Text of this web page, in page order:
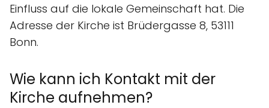
Einfluss auf die lokale Gemeinschaft hat. Die
Adresse der Kirche ist Brüdergasse 8, 53111
Bonn.
Wie kann ich Kontakt mit der
Kirche aufnehmen?